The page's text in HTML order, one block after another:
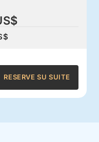
RESERVE SU SUITE